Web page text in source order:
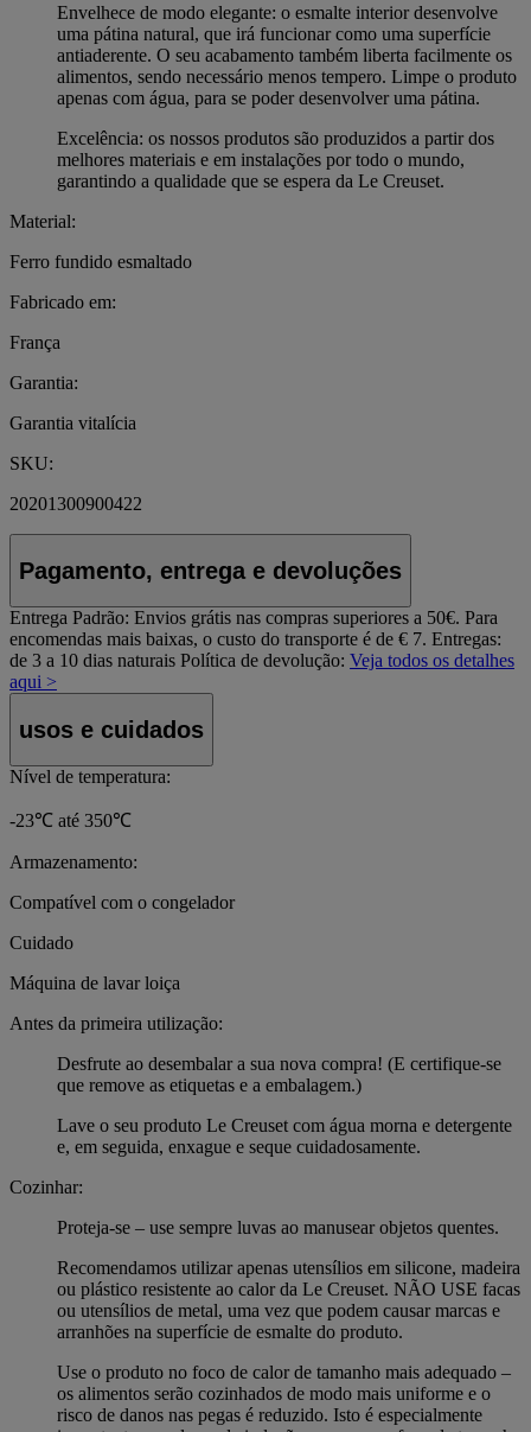
Envelhece de modo elegante: o esmalte interior desenvolve
uma pátina natural, que irá funcionar como uma superfície
antiaderente. O seu acabamento também liberta facilmente os
alimentos, sendo necessário menos tempero. Limpe o produto
apenas com água, para se poder desenvolver uma pátina.
Excelência: os nossos produtos são produzidos a partir dos
melhores materiais e em instalações por todo o mundo,
garantindo a qualidade que se espera da Le Creuset.
Material:
Ferro fundido esmaltado
Fabricado em:
França
Garantia:
Garantia vitalícia
SKU:
20201300900422
Pagamento, entrega e devoluções
Entrega Padrão: Envios grátis nas compras superiores a 50€. Para
encomendas mais baixas, o custo do transporte é de € 7. Entregas:
de 3 a 10 dias naturais Política de devolução: Veja todos os detalhes
aqui >
usos e cuidados
Nível de temperatura:
-23℃ até 350℃
Armazenamento:
Compatível com o congelador
Cuidado
Máquina de lavar loiça
Antes da primeira utilização:
Desfrute ao desembalar a sua nova compra! (E certifique-se
que remove as etiquetas e a embalagem.)
Lave o seu produto Le Creuset com água morna e detergente
e, em seguida, enxague e seque cuidadosamente.
Cozinhar:
Proteja-se – use sempre luvas ao manusear objetos quentes.
Recomendamos utilizar apenas utensílios em silicone, madeira
ou plástico resistente ao calor da Le Creuset. NÃO USE facas
ou utensílios de metal, uma vez que podem causar marcas e
arranhões na superfície de esmalte do produto.
Use o produto no foco de calor de tamanho mais adequado –
os alimentos serão cozinhados de modo mais uniforme e o
risco de danos nas pegas é reduzido. Isto é especialmente